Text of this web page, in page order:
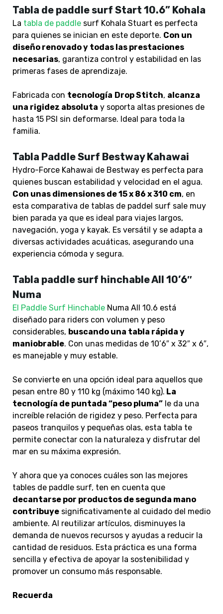
Tabla de paddle surf Start 10.6” Kohala
La tabla de paddle surf Kohala Stuart es perfecta
para quienes se inician en este deporte. Con un
diseño renovado y todas las prestaciones
necesarias, garantiza control y estabilidad en las
primeras fases de aprendizaje.
Fabricada con tecnología Drop Stitch, alcanza
una rigidez absoluta y soporta altas presiones de
hasta 15 PSI sin deformarse. Ideal para toda la
familia.
Tabla Paddle Surf Bestway Kahawai
Hydro-Force Kahawai de Bestway es perfecta para
quienes buscan estabilidad y velocidad en el agua.
Con unas dimensiones de 15 x 86 x 310 cm, en
esta comparativa de tablas de paddel surf sale muy
bien parada ya que es ideal para viajes largos,
navegación, yoga y kayak. Es versátil y se adapta a
diversas actividades acuáticas, asegurando una
experiencia cómoda y segura.
Tabla paddle surf hinchable All 10’6″
Numa
El Paddle Surf Hinchable Numa All 10.6 está
diseñado para riders con volumen y peso
considerables, buscando una tabla rápida y
maniobrable. Con unas medidas de 10’6″ x 32″ x 6″,
es manejable y muy estable.
Se convierte en una opción ideal para aquellos que
pesan entre 80 y 110 kg (máximo 140 kg). La
tecnología de puntada “peso pluma” le da una
increíble relación de rigidez y peso. Perfecta para
paseos tranquilos y pequeñas olas, esta tabla te
permite conectar con la naturaleza y disfrutar del
mar en su máxima expresión.
Y ahora que ya conoces cuáles son las mejores
tables de paddle surf, ten en cuenta que
decantarse por productos de segunda mano
contribuye significativamente al cuidado del medio
ambiente. Al reutilizar artículos, disminuyes la
demanda de nuevos recursos y ayudas a reducir la
cantidad de residuos. Esta práctica es una forma
sencilla y efectiva de apoyar la sostenibilidad y
promover un consumo más responsable.
Recuerda